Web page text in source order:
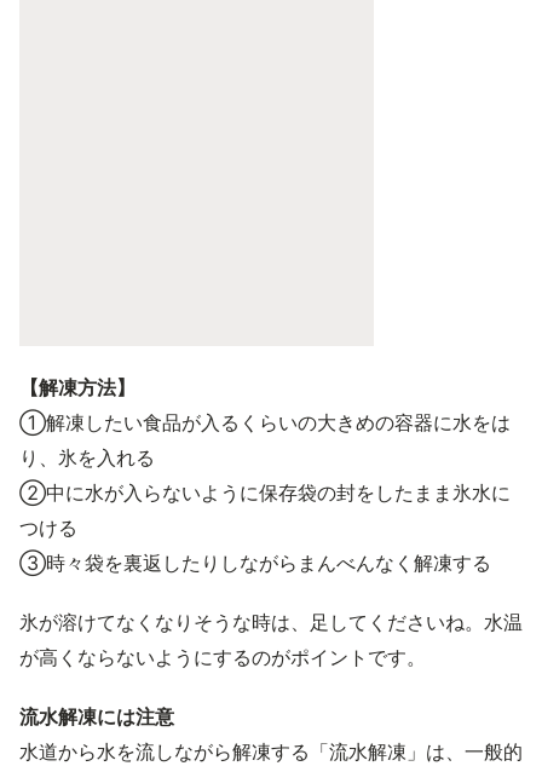
【解凍方法】
①解凍したい食品が入るくらいの大きめの容器に水をは
り、氷を入れる
②中に水が入らないように保存袋の封をしたまま氷水に
つける
③時々袋を裏返したりしながらまんべんなく解凍する
氷が溶けてなくなりそうな時は、足してくださいね。水温
が高くならないようにするのがポイントです。
流水解凍には注意
水道から水を流しながら解凍する「流水解凍」は、一般的